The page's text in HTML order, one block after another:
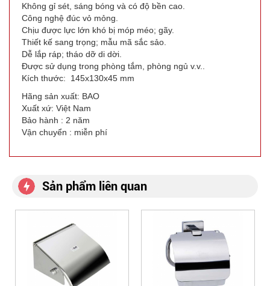
Không gỉ sét, sáng bóng và có độ bền cao.
Công nghệ đúc vỏ mỏng.
Chịu được lực lớn khó bị móp méo; gãy.
Thiết kế sang trọng; mẫu mã sắc sảo.
Dễ lắp ráp; tháo dỡ di dời.
Được sử dụng trong phòng tắm, phòng ngủ v.v..
Kích thước: 145x130x45 mm
Hãng sản xuất: BAO
Xuất xứ: Việt Nam
Bảo hành : 2 năm
Vận chuyển : miễn phí
Sản phẩm liên quan